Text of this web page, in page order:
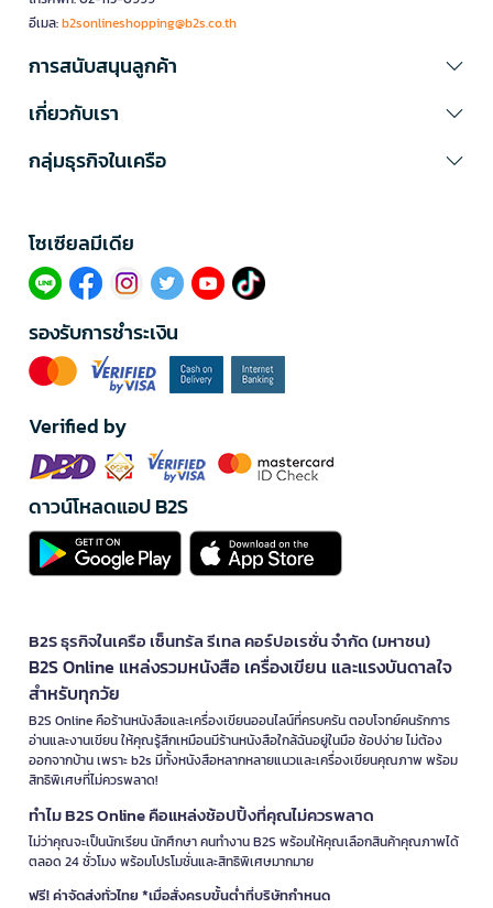
อีเมล:b2sonlineshopping@b2s.co.th
การสนับสนุนลูกค้า
เกี่ยวกับเรา
กลุ่มธุรกิจในเครือ
โซเซียลมีเดีย​
รองรับการชำระเงิน
Verified by
ดาวน์โหลดแอป B2S
B2S ธุรกิจในเครือ เซ็นทรัล รีเทล คอร์ปอเรชั่น จำกัด (มหาชน)
B2S Online แหล่งรวมหนังสือ เครื่องเขียน และแรงบันดาลใจ
สำหรับทุกวัย
B2S Online คือร้านหนังสือและเครื่องเขียนออนไลน์ที่ครบครัน ตอบโจทย์คนรักการ
อ่านและงานเขียน ให้คุณรู้สึกเหมือนมีร้านหนังสือใกล้ฉันอยู่ในมือ ช้อปง่าย ไม่ต้อง
ออกจากบ้าน เพราะ b2s มีทั้งหนังสือหลากหลายแนวและเครื่องเขียนคุณภาพ พร้อม
สิทธิพิเศษที่ไม่ควรพลาด!
ทำไม B2S Online คือแหล่งช้อปปิ้งที่คุณไม่ควรพลาด
ไม่ว่าคุณจะเป็นนักเรียน นักศึกษา คนทำงาน B2S พร้อมให้คุณเลือกสินค้าคุณภาพได้
ตลอด 24 ชั่วโมง พร้อมโปรโมชั่นและสิทธิพิเศษมากมาย
ฟรี! ค่าจัดส่งทั่วไทย *เมื่อสั่งครบขั้นต่ำที่บริษัทกำหนด